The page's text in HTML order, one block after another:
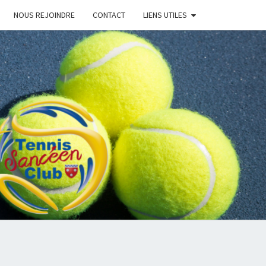
NOUS REJOINDRE CONTACT LIENS UTILES